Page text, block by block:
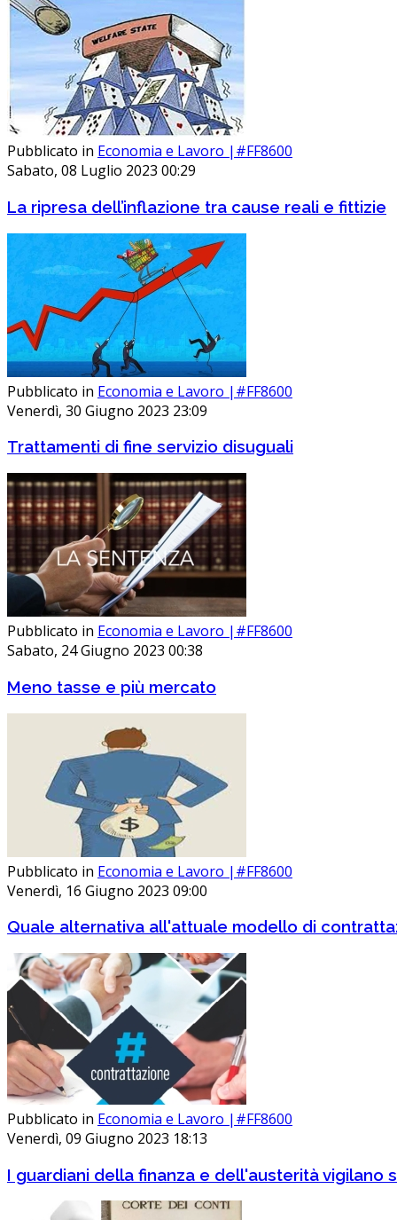
Pubblicato in Economia e Lavoro |#FF8600
Sabato, 08 Luglio 2023 00:29
La ripresa dell’inflazione tra cause reali e fittizie
Pubblicato in Economia e Lavoro |#FF8600
Venerdì, 30 Giugno 2023 23:09
Trattamenti di fine servizio disuguali
Pubblicato in Economia e Lavoro |#FF8600
Sabato, 24 Giugno 2023 00:38
Meno tasse e più mercato
Pubblicato in Economia e Lavoro |#FF8600
Venerdì, 16 Giugno 2023 09:00
Quale alternativa all'attuale modello di
Pubblicato in Economia e Lavoro |#FF8600
Venerdì, 09 Giugno 2023 18:13
I guardiani della finanza e dell'austerità vigilano